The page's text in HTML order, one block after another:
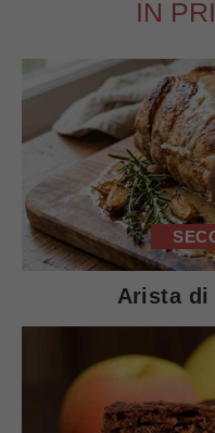
IN
Arista di